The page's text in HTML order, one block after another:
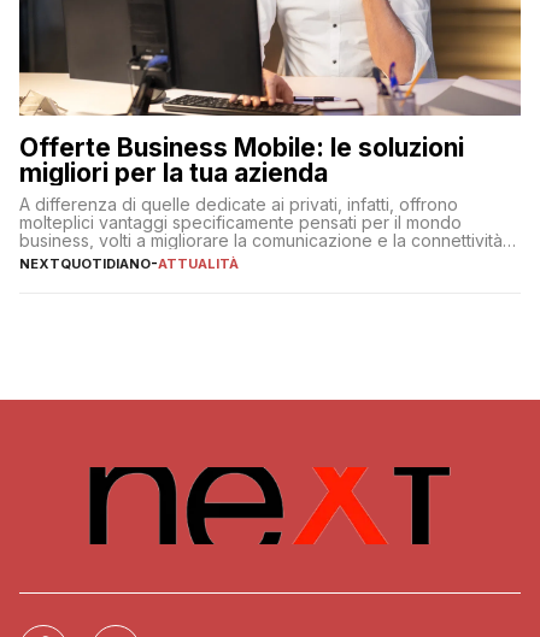
Offerte Business Mobile: le soluzioni
migliori per la tua azienda
A differenza di quelle dedicate ai privati, infatti, offrono
molteplici vantaggi specificamente pensati per il mondo
business, volti a migliorare la comunicazione e la connettività
degli utenti
NEXTQUOTIDIANO-ATTUALITÀ